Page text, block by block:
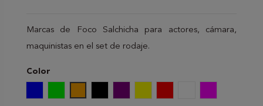
Marcas de Foco Salchicha para actores, cámara,
maquinistas en el set de rodaje.
Color